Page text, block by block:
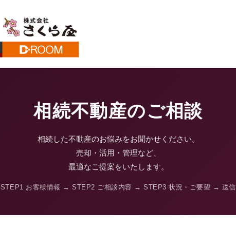
相続不動産のご相談
相続した不動産のお悩みをお聞かせください。
売却・活用・管理など、
最適なご提案をいたします。
STEP1 お客様情報 → STEP2 ご相談内容 → STEP3 状況・ご要望 → 送信